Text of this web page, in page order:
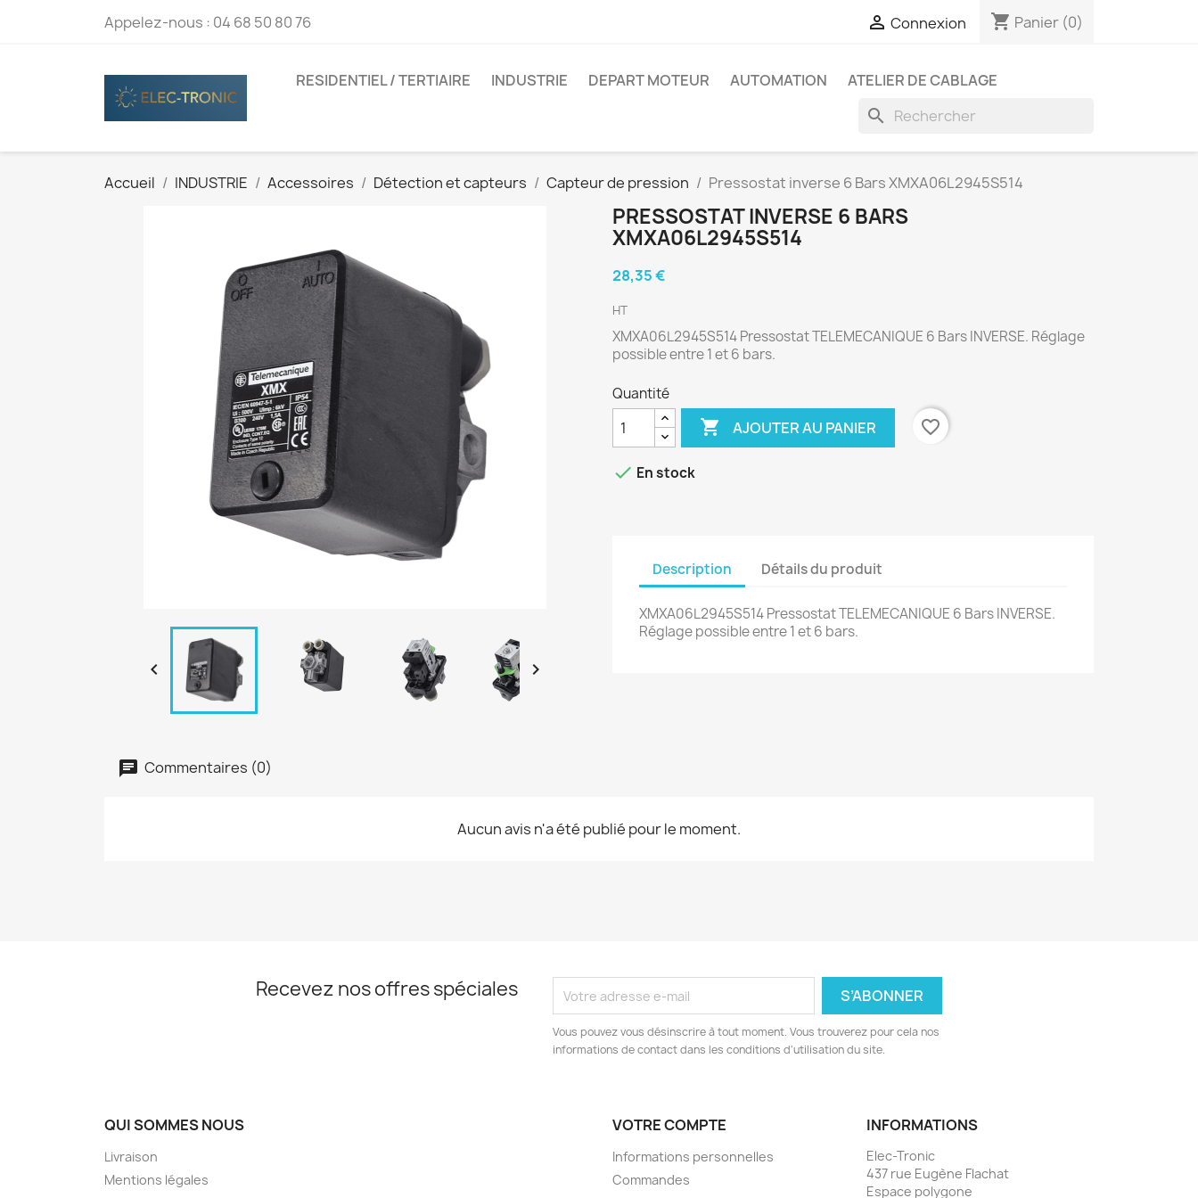
Appelez-nous : 04 68 50 80 76  Connexion shopping_cart Panier (0)
RESIDENTIEL / TERTIAIRE INDUSTRIE DEPART MOTEUR AUTOMATION ATELIER DE CABLAGE
search
Accueil INDUSTRIE Accessoires Détection et capteurs Capteur de pression Pressostat inverse 6 Bars XMXA06L2945S514
 
PRESSOSTAT INVERSE 6 BARS
XMXA06L2945S514
28,35 €
HT
XMXA06L2945S514 Pressostat TELEMECANIQUE 6 Bars INVERSE. Réglage
possible entre 1 et 6 bars.
Quantité
 AJOUTER AU PANIER favorite_border
 En stock
Description Détails du produit
XMXA06L2945S514 Pressostat TELEMECANIQUE 6 Bars INVERSE.
Réglage possible entre 1 et 6 bars.
Commentaires (0)
Aucun avis n'a été publié pour le moment.
Recevez nos offres spéciales
Vous pouvez vous désinscrire à tout moment. Vous trouverez pour cela nos
informations de contact dans les conditions d'utilisation du site.
QUI SOMMES NOUS
Livraison
Mentions légales
VOTRE COMPTE
Informations personnelles
Commandes
INFORMATIONS
Elec-Tronic
437 rue Eugène Flachat
Espace polygone